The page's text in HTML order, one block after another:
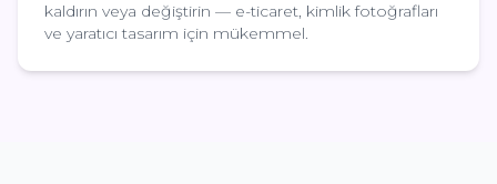
kaldırın veya değiştirin — e-ticaret, kimlik fotoğrafları
ve yaratıcı tasarım için mükemmel.